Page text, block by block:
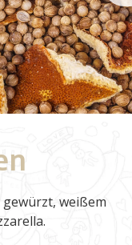
gewürzt, weißem